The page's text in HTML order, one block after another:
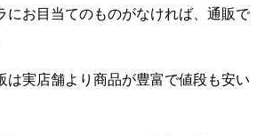
にお目当てのものがなければ、通販で
は実店舗より商品が豊富で値段も安い